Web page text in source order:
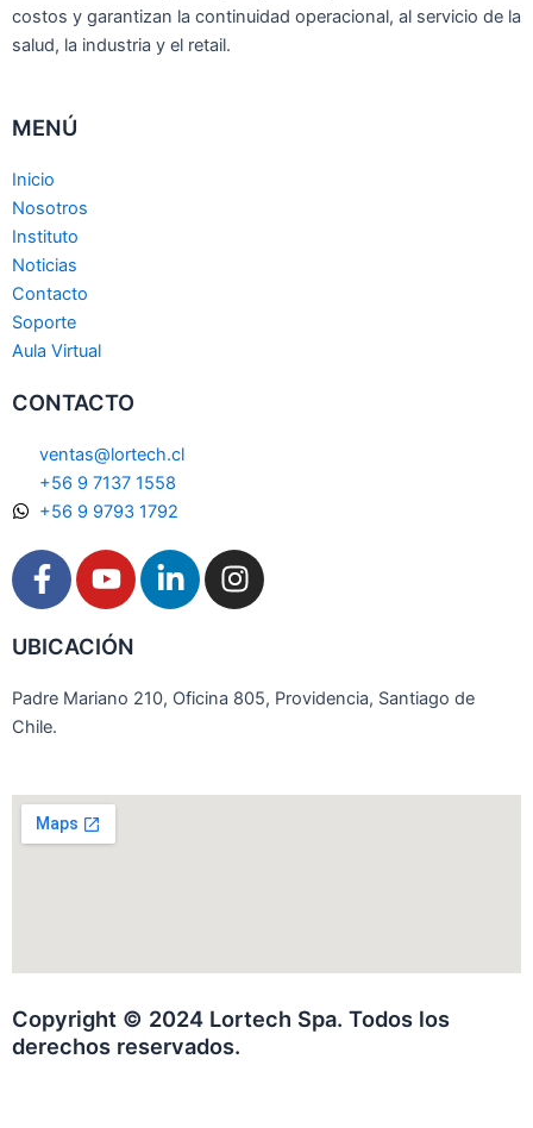
costos y garantizan la continuidad operacional, al servicio de la
salud, la industria y el retail.
MENÚ
Inicio
Nosotros
Instituto
Noticias
Contacto
Soporte
Aula Virtual
CONTACTO
ventas@lortech.cl
+56 9 7137 1558
+56 9 9793 1792
F
a
e
o
o
-
f
Y
o
t
b
L
i
d
-
I
n
g
m
UBICACIÓN
Padre Mariano 210, Oficina 805, Providencia, Santiago de
Chile.
Copyright © 2024 Lortech Spa. Todos los
derechos reservados.